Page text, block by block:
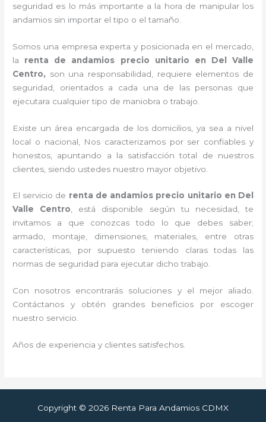
seguridad es lo más importante a la hora de manipular los
andamios sin importar el tipo o el tamaño.
Somos una empresa experta y posicionada en el mercado,
la renta de andamios precio unitario en Del Valle
Centro, son una responsabilidad, requiere elementos de
seguridad, orientados a cada una de las personas que
ejecutara cualquier tipo de maniobra o trabajo.
Existe un área encargada de los domicilios, ya sea a nivel
local o nacional, Nos caracterizamos por ser confiables y
honestos, apuntando a la satisfacción total de nuestros
clientes, siendo ustedes nuestro mayor objetivo.
El servicio de renta de andamios precio unitario en Del
Valle Centro, está disponible según tu necesidad, te
invitamos a que conozcas todo lo que debes saber;
armado, montaje, dimensiones, materiales, entre otras
características, por supuesto teniendo claras todas las
normas de seguridad para ejecutar dicho trabajo.
Con nosotros encontrarás soluciones y el mejor aliado.
Contáctanos y obtén grandes beneficios por escoger
nuestro servicio.
Años de experiencia y clientes satisfechos.
Copyright © 2026 Renta Para Andamios CDMX